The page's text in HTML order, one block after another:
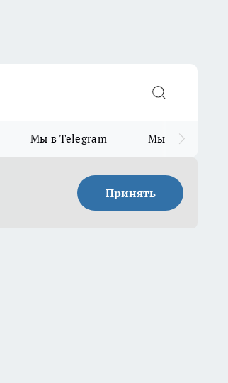
Мы в Telegram Мы в MAX
Принять